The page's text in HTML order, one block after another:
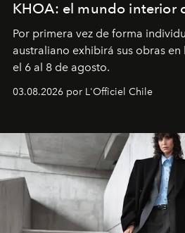
KHOA: el mundo interior
Por primera vez de forma
australiano exhibirá sus obras
el 6 al 8 de agosto.
03.08.2026 por L'Officiel Chile